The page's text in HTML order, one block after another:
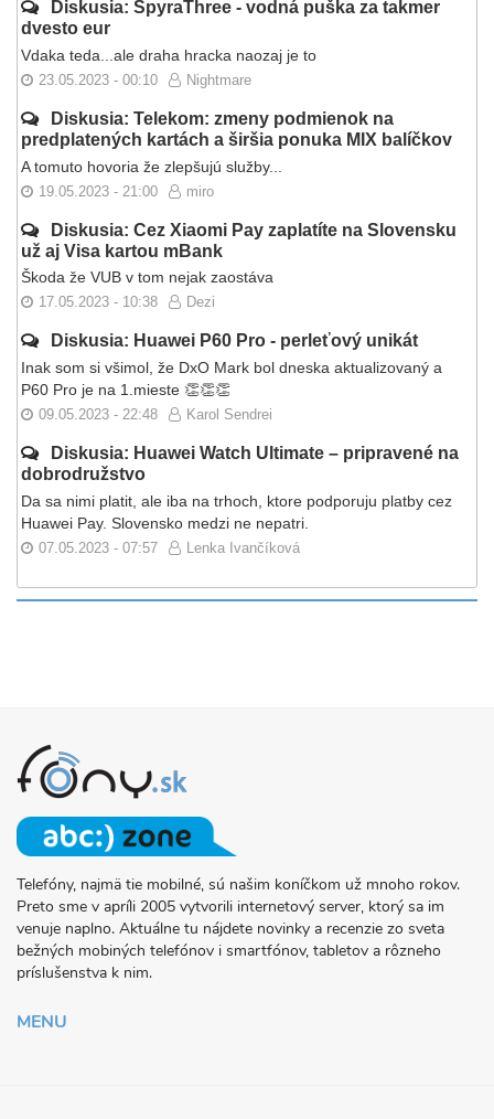
Diskusia: SpyraThree - vodná puška za takmer
dvesto eur
Vdaka teda...ale draha hracka naozaj je to
23.05.2023 - 00:10 Nightmare
Diskusia: Telekom: zmeny podmienok na
predplatených kartách a širšia ponuka MIX balíčkov
A tomuto hovoria že zlepšujú služby...
19.05.2023 - 21:00 miro
Diskusia: Cez Xiaomi Pay zaplatíte na Slovensku
už aj Visa kartou mBank
Škoda že VUB v tom nejak zaostáva
17.05.2023 - 10:38 Dezi
Diskusia: Huawei P60 Pro - perleťový unikát
Inak som si všimol, že DxO Mark bol dneska aktualizovaný a
P60 Pro je na 1.mieste 👏👏👏
09.05.2023 - 22:48 Karol Sendrei
Diskusia: Huawei Watch Ultimate – pripravené na
dobrodružstvo
Da sa nimi platit, ale iba na trhoch, ktore podporuju platby cez
Huawei Pay. Slovensko medzi ne nepatri.
07.05.2023 - 07:57 Lenka Ivančíková
O
PROJEKTE
FONY.SK
Telefóny, najmä tie mobilné, sú našim koníčkom už mnoho rokov.
Preto sme v apríli 2005 vytvorili internetový server, ktorý sa im
venuje naplno. Aktuálne tu nájdete novinky a recenzie zo sveta
bežných mobiných telefónov i smartfónov, tabletov a rôzneho
príslušenstva k nim.
MENU